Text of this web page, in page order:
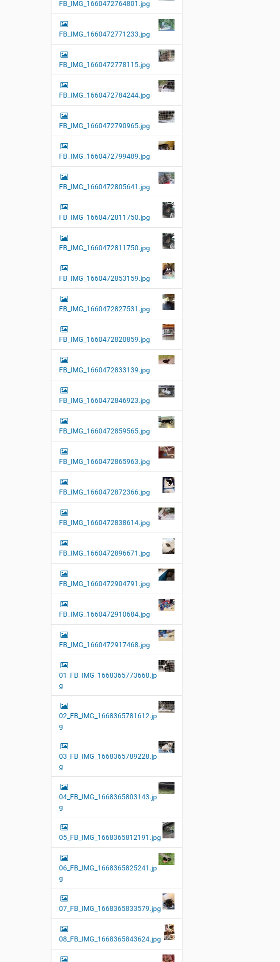
FB_IMG_1660472764801.jpg
FB_IMG_1660472771233.jpg
FB_IMG_1660472778115.jpg
FB_IMG_1660472784244.jpg
FB_IMG_1660472790965.jpg
FB_IMG_1660472799489.jpg
FB_IMG_1660472805641.jpg
FB_IMG_1660472811750.jpg
FB_IMG_1660472811750.jpg
FB_IMG_1660472853159.jpg
FB_IMG_1660472827531.jpg
FB_IMG_1660472820859.jpg
FB_IMG_1660472833139.jpg
FB_IMG_1660472846923.jpg
FB_IMG_1660472859565.jpg
FB_IMG_1660472865963.jpg
FB_IMG_1660472872366.jpg
FB_IMG_1660472838614.jpg
FB_IMG_1660472896671.jpg
FB_IMG_1660472904791.jpg
FB_IMG_1660472910684.jpg
FB_IMG_1660472917468.jpg
01_FB_IMG_1668365773668.jp
g
02_FB_IMG_1668365781612.jp
g
03_FB_IMG_1668365789228.jp
g
04_FB_IMG_1668365803143.jp
g
05_FB_IMG_1668365812191.jpg
06_FB_IMG_1668365825241.jp
g
07_FB_IMG_1668365833579.jpg
08_FB_IMG_1668365843624.jpg